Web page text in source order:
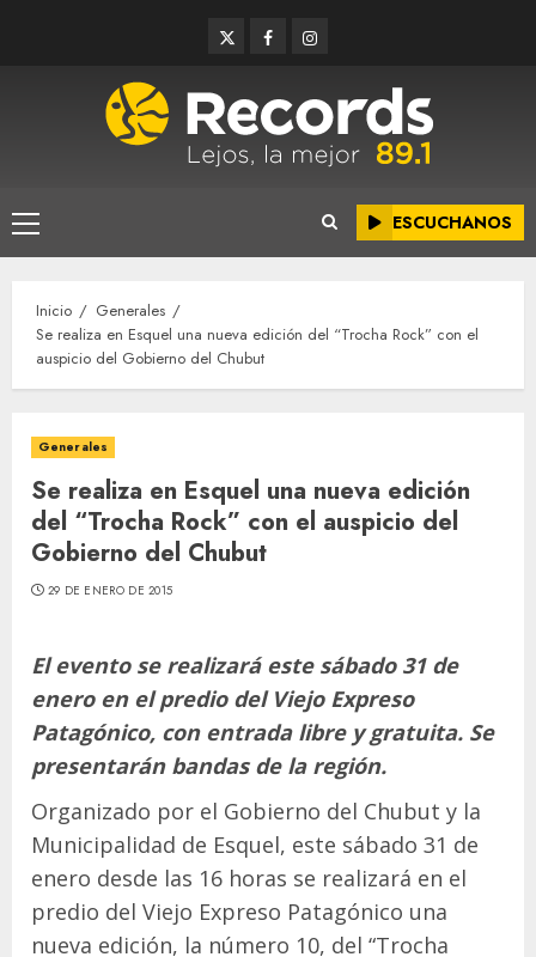
TwitterFacebookInstagram
Menú
principal
ESCUCHANOS
Inicio
Generales
Se realiza en Esquel una nueva edición del “Trocha Rock” con el
auspicio del Gobierno del Chubut
Generales
Se realiza en Esquel una nueva edición
del “Trocha Rock” con el auspicio del
Gobierno del Chubut
29 DE ENERO DE 2015
El evento se realizará este sábado 31 de
enero en el predio del Viejo Expreso
Patagónico, con entrada libre y gratuita. Se
presentarán bandas de la región.
Organizado por el Gobierno del Chubut y la
Municipalidad de Esquel, este sábado 31 de
enero desde las 16 horas se realizará en el
predio del Viejo Expreso Patagónico una
nueva edición, la número 10, del “Trocha